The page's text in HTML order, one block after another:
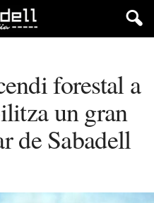
forestal a
un gran
de Sabadell